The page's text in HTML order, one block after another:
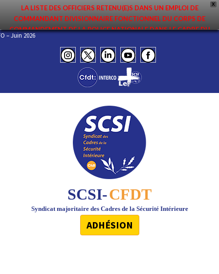
X
LA LISTE DES OFFICIERS RETENU(E)S DANS UN EMPLOI DE
COMMANDANT DIVISIONNAIRE FONCTIONNEL DU CORPS DE
COMMANDEMENT DE LA POLICE NATIONALE DANS LE CADRE DU
PREMIER MOUVEMENT 2026 A ÉTÉ DIFFUSÉE. ELLE EST DISPONIBLE EN
PAGES PROTÉGÉES DU SITE. FÉLICITATIONS AUX NOMMÉ(E)S !
L’INFO – Juin 2026
SCSI-CFDT
Syndicat majoritaire des Cadres de la Sécurité Intérieure
ADHÉSION